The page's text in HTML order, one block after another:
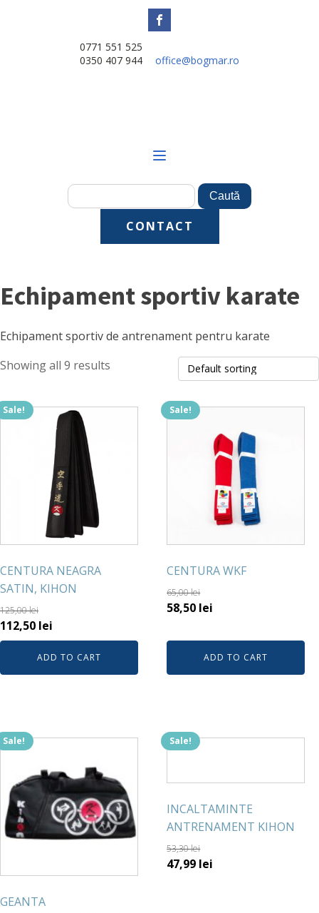
0771 551 525
0350 407 944
office@bogmar.ro
CONTACT
Echipament sportiv karate
Echipament sportiv de antrenament pentru karate
Showing all 9 results
Sale!
CENTURA NEAGRA
SATIN, KIHON
125,00lei
112,50 lei
ADD TO CART
Sale!
CENTURA WKF
65,00lei
58,50 lei
ADD TO CART
Sale!
GEANTA
Sale!
INCALTAMINTE
ANTRENAMENT KIHON
53,30lei
47,99 lei